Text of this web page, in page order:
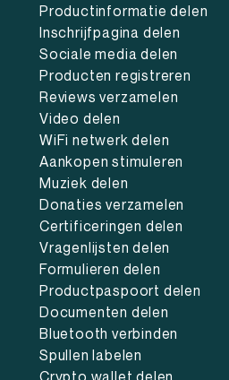
Productinformatie delen
Inschrijfpagina delen
Sociale media delen
Producten registreren
Reviews verzamelen
Video delen
WiFi netwerk delen
Aankopen stimuleren
Muziek delen
Donaties verzamelen
Certificeringen delen
Vragenlijsten delen
Formulieren delen
Productpaspoort delen
Documenten delen
Bluetooth verbinden
Spullen labelen
Crypto wallet delen